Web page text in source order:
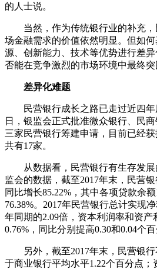
的人士说。
当然，作为传统银行业的补充，
场金融需求的价值依然明显。但如
源、创新能力、技术等优势进行差
否能在竞争激烈的市场环境中最
差异化难题
民营银行成长之路已走过近四年
日，银监会正式批准微众银行、民
三家民营银行筹建申请，目前已经
共有17家。
从数据看，民营银行有生存发展
监会的数据，截至2017年末，民营银
同比增长85.22%，其中各项贷款余
76.38%。2017年民营银行总计实现
年同期的2.09倍，资本利润率和资产
0.76%，同比分别提高0.30和0.04个百
另外，截至2017年末，民营银行
于商业银行平均水平1.22个百分点；